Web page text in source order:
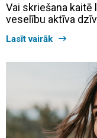
Vai skriešana
veselību aktīva
Lasīt vairāk